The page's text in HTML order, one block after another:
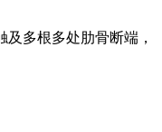
多根多处肋骨断端，